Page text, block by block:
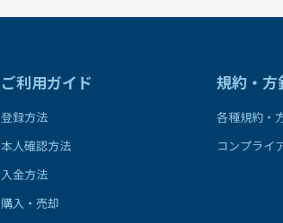
ご利用ガイド
登録方法
本人確認方法
入金方法
購入・売却
規約・方
各種規約・
コンプライ